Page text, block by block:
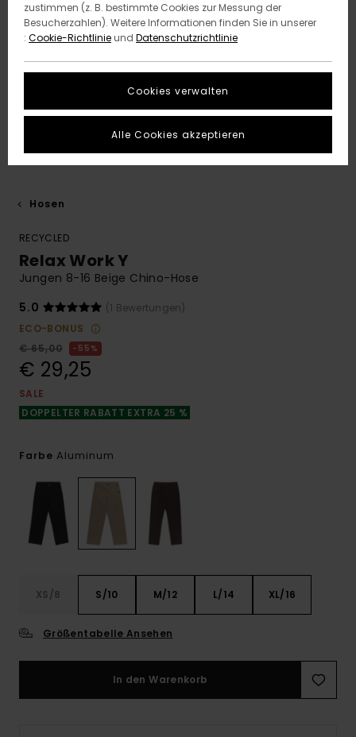
Hosen
RECYCLED
Relax Work Y
Jungen 8-16 Beige Chino-Hose
5.0
(1 Bewertungen)
ECO-BONUS
€ 65,00
55%
€ 29,25
SALE
DOPPELTER RABATT EXTRA 25 %
Farbe Aluminum
XS/8 S/10 M/12 L/14 XL/16
Größentabelle Ansehen
In den Warenkorb
zustimmen (z. B. bestimmte Cookies zur Messung der
Besucherzahlen). Weitere Informationen finden Sie in unserer
: Cookie-Richtlinieund Datenschutzrichtlinie
Cookies verwalten
Alle Cookies akzeptieren